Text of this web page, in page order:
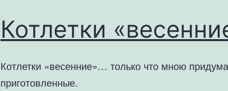
Котлетки
Котлетки «весенние»… только что мною
приготовленные.